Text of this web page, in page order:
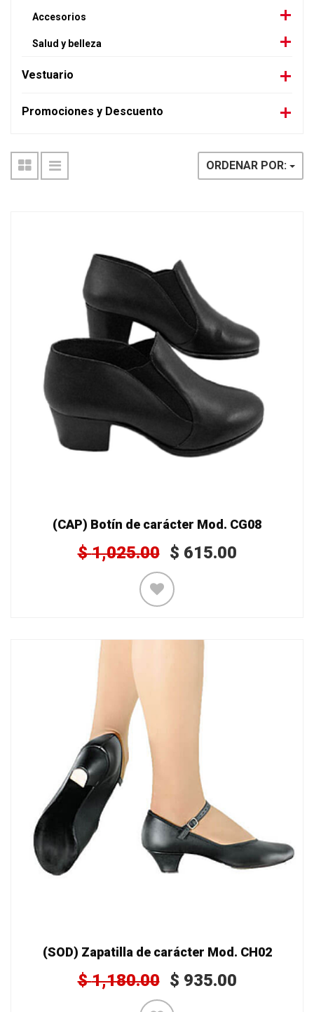
Accesorios
Salud y belleza
Vestuario
Promociones y Descuento
ORDENAR POR:
(CAP) Botín de carácter Mod. CG08
$1,025.00 $ 615.00
(SOD) Zapatilla de carácter Mod. CH02
$1,180.00 $ 935.00